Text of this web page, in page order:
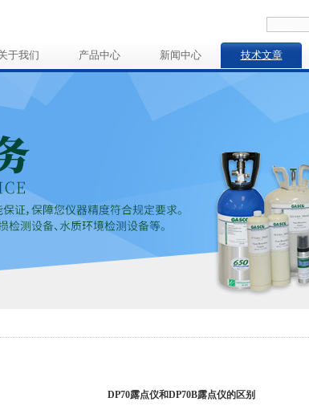
于我们 产品中心 新闻中心 技术文章
DP70露点仪和DP70B露点仪的区别